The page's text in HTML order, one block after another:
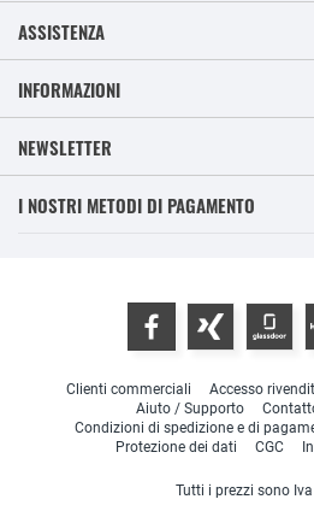
ASSISTENZA
INFORMAZIONI
NEWSLETTER
I NOSTRI METODI DI PAGAMENTO
Clienti commerciali Accesso
Aiuto / Supporto
Condizioni di spedizione e di
Protezione dei dati
CGC
Tutti i prezzi sono